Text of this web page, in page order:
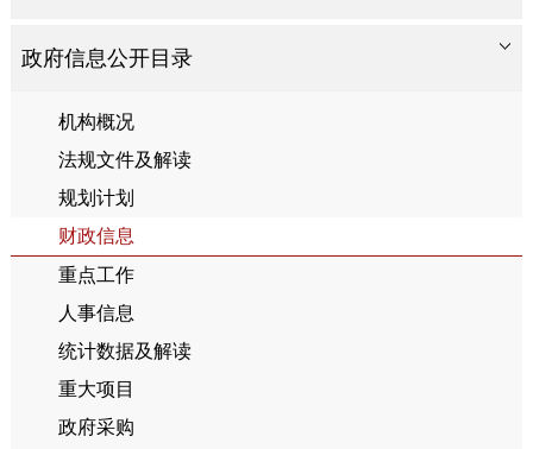
政府信息公开目录
机构概况
法规文件及解读
规划计划
财政信息
重点工作
人事信息
统计数据及解读
重大项目
政府采购